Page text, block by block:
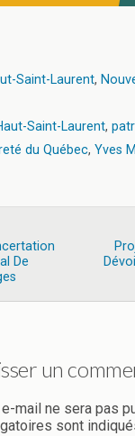
Saint-Laurent,
Saint-Laurent,
du Québec, Yves
De
un
mail ne sera pas
sont